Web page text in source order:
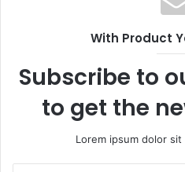
With Product
Subscribe to
to get the
Lorem ipsum dolor